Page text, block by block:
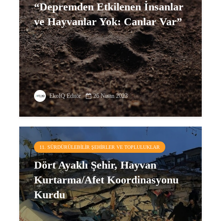
“Depremden Etkilenen İnsanlar
ve Hayvanlar Yok: Canlar Var”
EkoIQ Editör 26 Nisan 2023
11. SÜRDÜRÜLEBILIR ŞEHIRLER VE TOPLULUKLAR
Dört Ayaklı Şehir, Hayvan
Kurtarma/Afet Koordinasyonu
Kurdu